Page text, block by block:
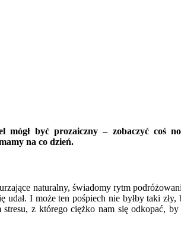
mógł być prozaiczny – zobaczyć coś
na co dzień.
naturalny, świadomy rytm
I może ten pośpiech nie byłby taki zły,
z którego ciężko nam się odkopać,